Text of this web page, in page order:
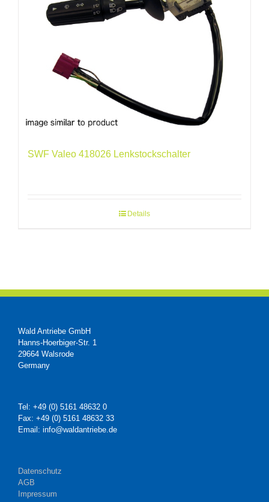
SWF Valeo 418026 Lenkstockschalter
Details
Wald Antriebe GmbH
Hanns-Hoerbiger-Str. 1
29664 Walsrode
Germany
Tel: +49 (0) 5161 48632 0
Fax: +49 (0) 5161 48632 33
Email: info@waldantriebe.de
Datenschutz
AGB
Impressum